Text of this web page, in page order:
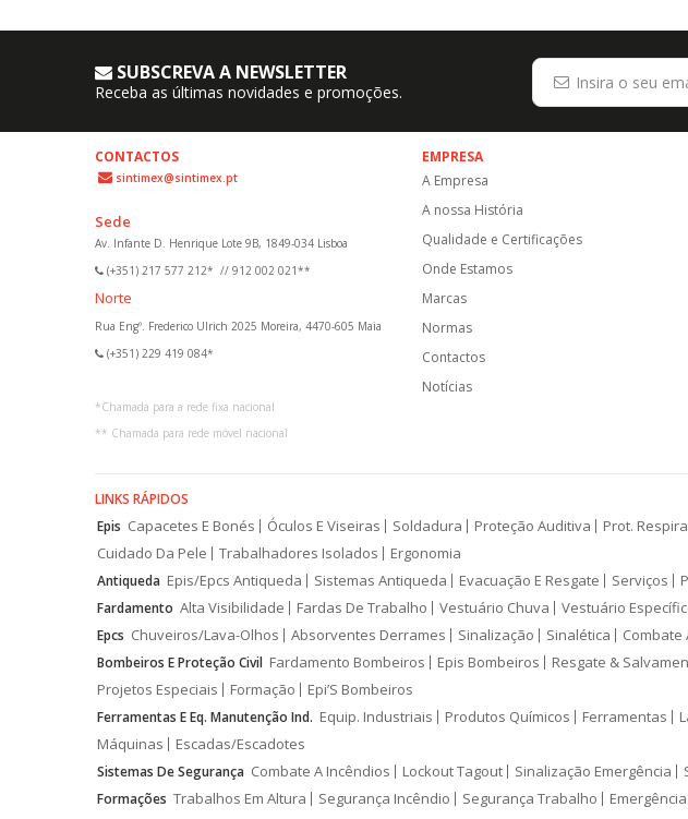
SUBSCREVA A NEWSLETTER
Receba as últimas novidades e promoções.
CONTACTOS
sintimex@sintimex.pt
Sede
Av. Infante D. Henrique Lote 9B, 1849-034 Lisboa
(+351) 217 577 212* // 912 002 021**
Norte
Rua Engº. Frederico Ulrich 2025 Moreira, 4470-605 Maia
(+351) 229 419 084*
*Chamada para a rede fixa nacional
** Chamada para rede móvel nacional
EMPRESA
A Empresa
A nossa História
Qualidade e Certificações
Onde Estamos
Marcas
Normas
Contactos
Notícias
LINKS RÁPIDOS
Epis Capacetes E Bonés Óculos E Viseiras Soldadura Proteção Auditiva Prot.
Cuidado Da Pele
Trabalhadores Isolados Ergonomia
Antiqueda Epis/Epcs Antiqueda Sistemas Antiqueda Evacuação E Resgate Serviços
Fardamento Alta Visibilidade Fardas De Trabalho Vestuário Chuva Vestuário
Epcs Chuveiros/Lava-Olhos Absorventes Derrames Sinalização Sinalética Combate
Bombeiros E Proteção Civil Fardamento Bombeiros Epis Bombeiros Resgate &
Projetos Especiais
Formação Epi’S Bombeiros
Ferramentas E Eq. Manutenção Ind. Equip. Industriais Produtos Químicos Ferramentas
Máquinas
Escadas/Escadotes
Sistemas De Segurança Combate A Incêndios Lockout Tagout Sinalização Emergência
Formações Trabalhos Em Altura Segurança Incêndio Segurança Trabalho Emergência